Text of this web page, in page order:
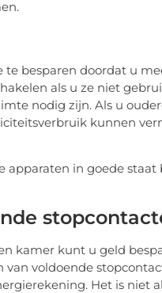
besparen doordat u
als u ze niet
nodig zijn. Als u
kunnen
apparaten in goede
kamer kunt u geld
voldoende
Het is niet